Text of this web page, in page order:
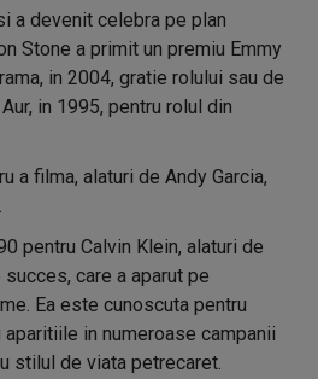
a devenit celebra pe plan
Stone a primit un premiu Emmy
in 2004, gratie rolului sau de
in 1995, pentru rolul din
a filma, alaturi de Andy Garcia,
pentru Calvin Klein, alaturi de
care a aparut pe
Ea este cunoscuta pentru
in numeroase campanii
stilul de viata petrecaret.